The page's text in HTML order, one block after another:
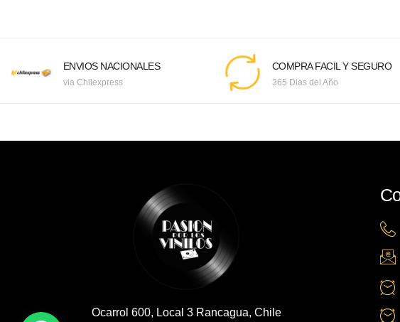
ENVIOS NACIONALES
via Chilexpress
COMPRA FACIL Y SEGURO
365 Dias del Año
Ocarrol 600, Local 3 Rancagua, Chile